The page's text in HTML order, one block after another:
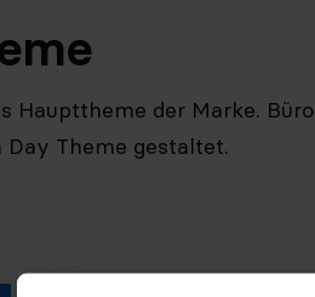
Haupttheme der Marke.
Theme gestaltet.